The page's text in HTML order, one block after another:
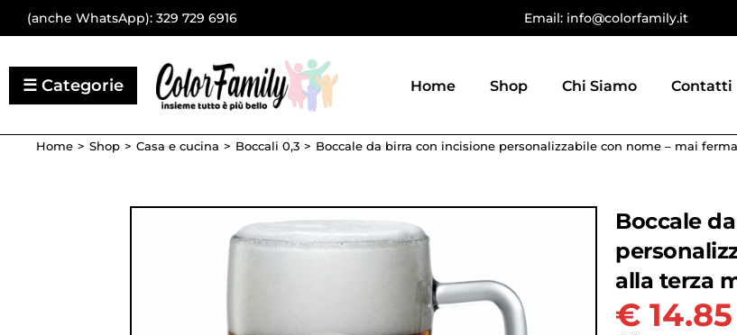
(anche WhatsApp): 329 729 6916 Email: info@colorfamily.it
Home Shop Chi Siamo Contatti
Home Shop Casa e cucina Boccali 0,3 Boccale da birra con incisione personalizzabile con nome – mai
Boccale
alla terza
€ 14.85